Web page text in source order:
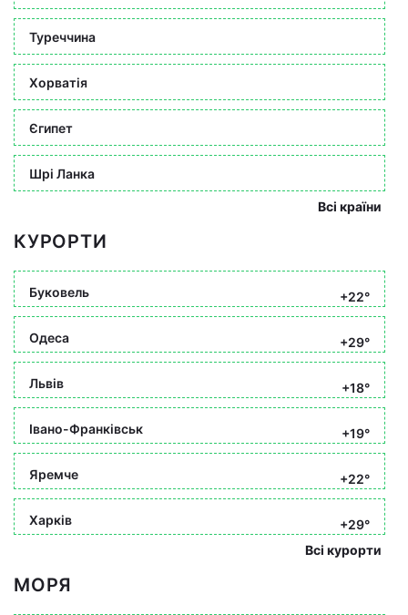
Туреччина
Хорватія
Єгипет
Шрі Ланка
Всі країни
КУРОРТИ
Буковель +22°
Одеса +29°
Львів +18°
Івано-Франківськ +19°
Яремче +22°
Харків
+29°
Всі курорти
МОРЯ